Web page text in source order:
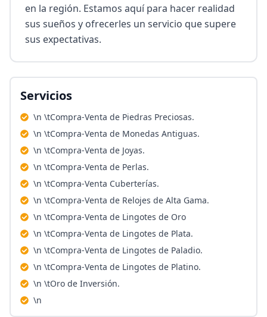
en la región. Estamos aquí para hacer realidad
sus sueños y ofrecerles un servicio que supere
sus expectativas.
Servicios
\n \tCompra-Venta de Piedras Preciosas.
\n \tCompra-Venta de Monedas Antiguas.
\n \tCompra-Venta de Joyas.
\n \tCompra-Venta de Perlas.
\n \tCompra-Venta Cuberterías.
\n \tCompra-Venta de Relojes de Alta Gama.
\n \tCompra-Venta de Lingotes de Oro
\n \tCompra-Venta de Lingotes de Plata.
\n \tCompra-Venta de Lingotes de Paladio.
\n \tCompra-Venta de Lingotes de Platino.
\n \tOro de Inversión.
\n